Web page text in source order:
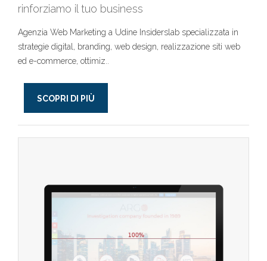
rinforziamo il tuo business
Agenzia Web Marketing a Udine Insiderslab specializzata in
strategie digital, branding, web design, realizzazione siti web
ed e-commerce, ottimiz..
SCOPRI DI PIÙ